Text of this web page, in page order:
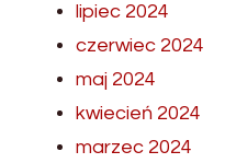
lipiec 2024
czerwiec 2024
maj 2024
kwiecień 2024
marzec 2024